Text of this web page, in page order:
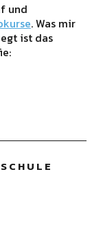
und
. Was mir
ist das